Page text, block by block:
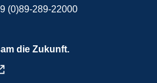
(0)89-289-22000
die Zukunft.